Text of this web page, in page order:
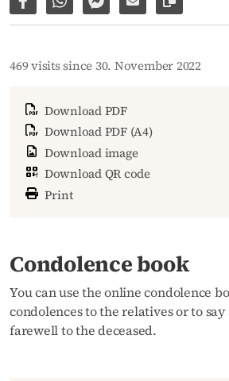
Share on Facebook
Share via WhatsApp
Share via Facebook
Share via E-Mail
Copy link
469 visits since 30. November 2022
Download PDF
Download PDF (A4)
Download image
Download QR code
Print
Condolence book
You can use the online condolence
condolences to the relatives or to
farewell to the deceased.